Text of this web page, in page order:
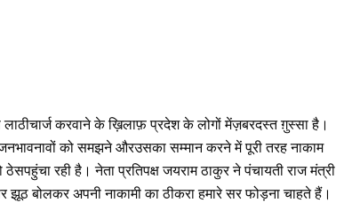
लाठीचार्ज करवाने के ख़िलाफ़ प्रदेश के लोगों मेंज़बरदस्त ग़ुस्सा है।
को समझने औरउसका सम्मान करने में पूरी तरह नाकाम
ठेसपहुंचा रही है। नेता प्रतिपक्ष जयराम ठाकुर ने पंचायती राज मंत्री
झूठ बोलकर अपनी नाकामी का ठीकरा हमारे सर फोड़ना चाहते हैं।